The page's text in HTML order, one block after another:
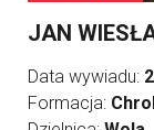
JAN
Data wywiadu:
Formacja: